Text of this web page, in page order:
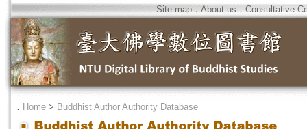
Site map．About us．Consultative
． Home > Buddhist Author Authority Database